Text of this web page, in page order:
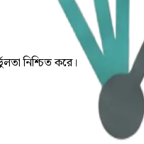
নিশ্চিত করে।